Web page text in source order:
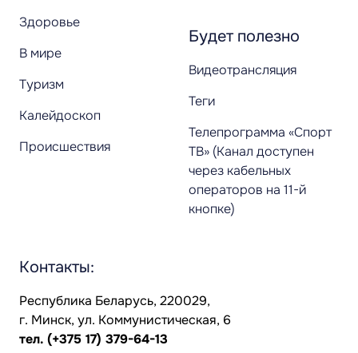
Здоровье
В мире
Туризм
Калейдоскоп
Происшествия
Будет полезно
Видеотрансляция
Теги
Телепрограмма «Спорт
ТВ» (Канал доступен
через кабельных
операторов на 11-й
кнопке)
Контакты:
Республика Беларусь, 220029,
г. Минск, ул. Коммунистическая, 6
тел. (+375 17) 379-64-13